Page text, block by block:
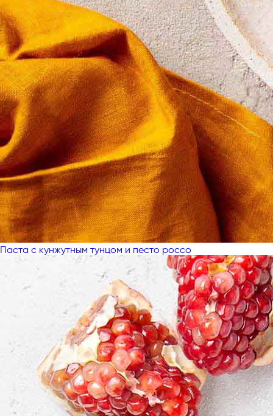
Паста с кунжутным тунцом и песто россо